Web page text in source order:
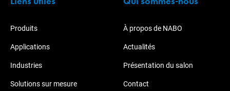
Produits
Applications
Industries
Solutions sur mesure
À propos de NABO
Actualités
Présentation du salon
Contact